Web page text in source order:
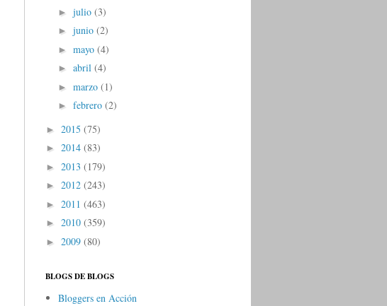
► julio (3)
► junio (2)
► mayo (4)
► abril (4)
► marzo (1)
► febrero (2)
► 2015 (75)
► 2014 (83)
► 2013 (179)
► 2012 (243)
► 2011 (463)
► 2010 (359)
► 2009 (80)
BLOGS DE BLOGS
Bloggers en Acción